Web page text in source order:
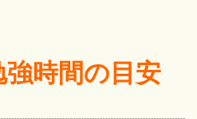
時間の目安